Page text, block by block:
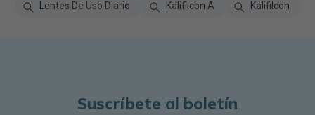
Lentes De Uso Diario
Kalifilcon A Kalifilcon
Suscríbete al boletín